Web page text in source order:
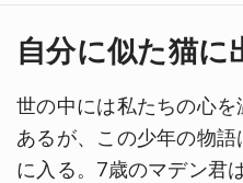
自分に似た猫に
世の中には私たちの心
あるが、この少年の物
に入る。7歳のマデン君